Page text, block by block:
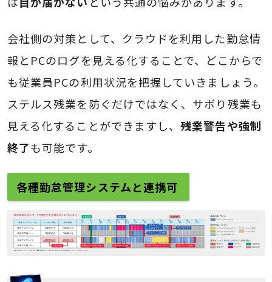
会社側の対策として、クラウドを利用した勤怠情
報とPCのログを見える化することで、どこからで
も従業員PCの利用状況を把握していきましょう。
ステルス残業を防ぐだけではなく、サボり残業も
見える化することができますし、残業警告や強制
終了も可能です。
各種勤怠管理システムと連携可